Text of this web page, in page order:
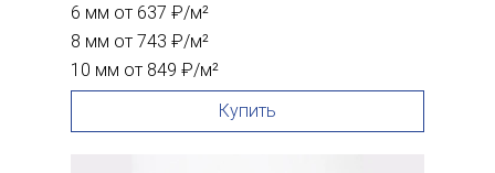
6 мм от 637 ₽/м²
8 мм от 743 ₽/м²
10 мм от 849 ₽/м²
Купить